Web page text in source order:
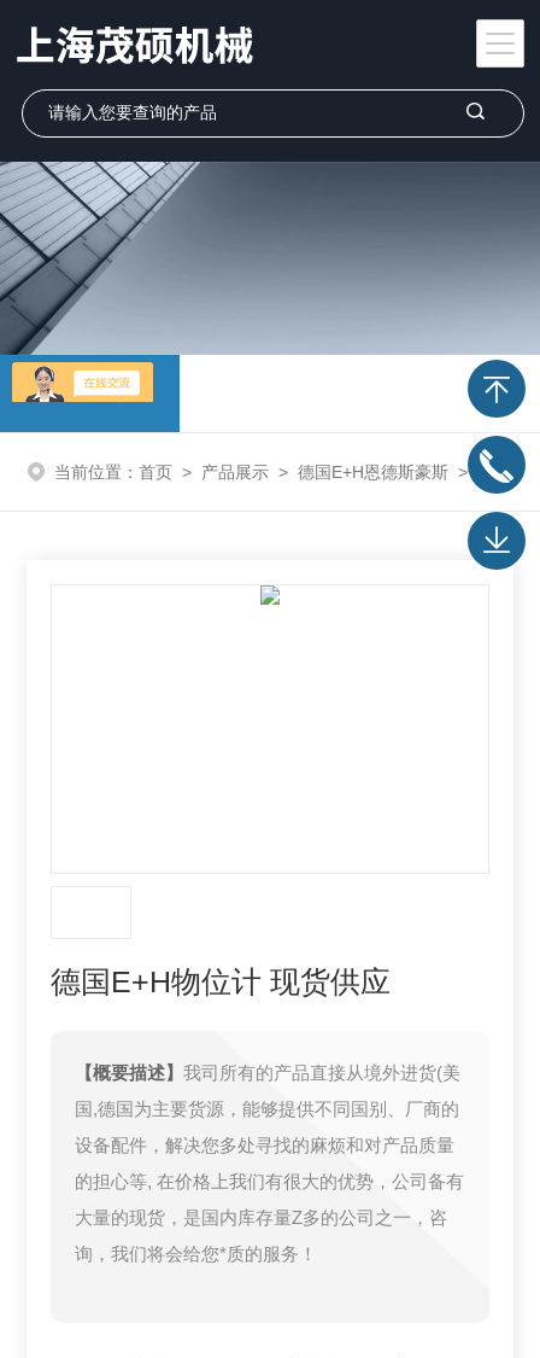
产品展示
当前位置： 首页 > 产品展示 > 德国E+H恩德斯豪斯 > E+H物位计
德国E+H物位计 现货供应
【概要描述】我司所有的产品直接从境外进货(美
国,德国为主要货源，能够提供不同国别、厂商的
设备配件，解决您多处寻找的麻烦和对产品质量
的担心等, 在价格上我们有很大的优势，公司备有
大量的现货，是国内库存量Z多的公司之一，咨
询，我们将会给您*质的服务！